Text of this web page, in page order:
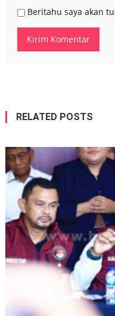
Beritahu saya akan
RELATED POSTS